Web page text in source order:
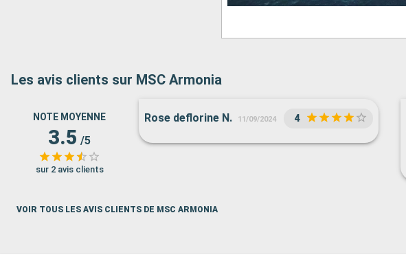
Les avis clients sur MSC Armonia
NOTE MOYENNE
3.5 /5
sur 2 avis clients
Rose deflorine N. 11/09/2024 4
VOIR TOUS LES AVIS CLIENTS DE MSC ARMONIA